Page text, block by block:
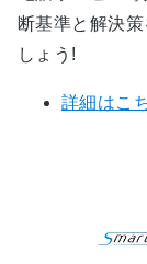
断基準と解決
しょう!
詳細はこ